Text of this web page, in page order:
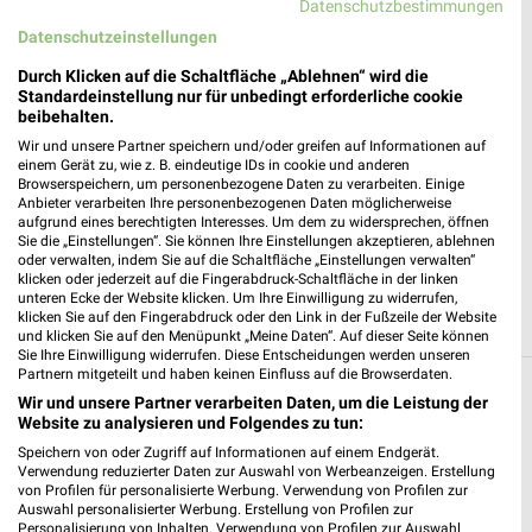
Globus Gera
An der Beerweinschänke 2
07554 Gera
Heute 08:00 - 20:00 Uhr | Geöffnet
201,52 km • Angebote: 1 Prospekt
Alle Filialen, Adressen und Öffnungszeiten
von Globus in und um Leipzig
Du suchst die nächste Filiale von Globus in Leipzig. Hier siehst
Du alle Globus Filialen in der Umgebung von Leipzig.
Datenschutzbestimmungen
Datenschutzeinstellungen
Durch Klicken auf die Schaltfläche „Ablehnen“ wird die
Standardeinstellung nur für unbedingt erforderliche cookie
beibehalten.
Wir und unsere Partner speichern und/oder greifen auf Informationen auf
einem Gerät zu, wie z. B. eindeutige IDs in cookie und anderen
Browserspeichern, um personenbezogene Daten zu verarbeiten. Einige
Anbieter verarbeiten Ihre personenbezogenen Daten möglicherweise
aufgrund eines berechtigten Interesses. Um dem zu widersprechen, öffnen
Sie die „Einstellungen“. Sie können Ihre Einstellungen akzeptieren, ablehnen
oder verwalten, indem Sie auf die Schaltfläche „Einstellungen verwalten“
klicken oder jederzeit auf die Fingerabdruck-Schaltfläche in der linken
unteren Ecke der Website klicken. Um Ihre Einwilligung zu widerrufen,
klicken Sie auf den Fingerabdruck oder den Link in der Fußzeile der Website
und klicken Sie auf den Menüpunkt „Meine Daten“. Auf dieser Seite können
Sie Ihre Einwilligung widerrufen. Diese Entscheidungen werden unseren
Partnern mitgeteilt und haben keinen Einfluss auf die Browserdaten.
Wir und unsere Partner verarbeiten Daten, um die Leistung der
Website zu analysieren und Folgendes zu tun:
Speichern von oder Zugriff auf Informationen auf einem Endgerät.
Verwendung reduzierter Daten zur Auswahl von Werbeanzeigen. Erstellung
von Profilen für personalisierte Werbung. Verwendung von Profilen zur
Auswahl personalisierter Werbung. Erstellung von Profilen zur
Personalisierung von Inhalten. Verwendung von Profilen zur Auswahl